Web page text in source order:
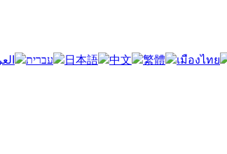
עברית 日本語 中文 繁體 เมืองไทย